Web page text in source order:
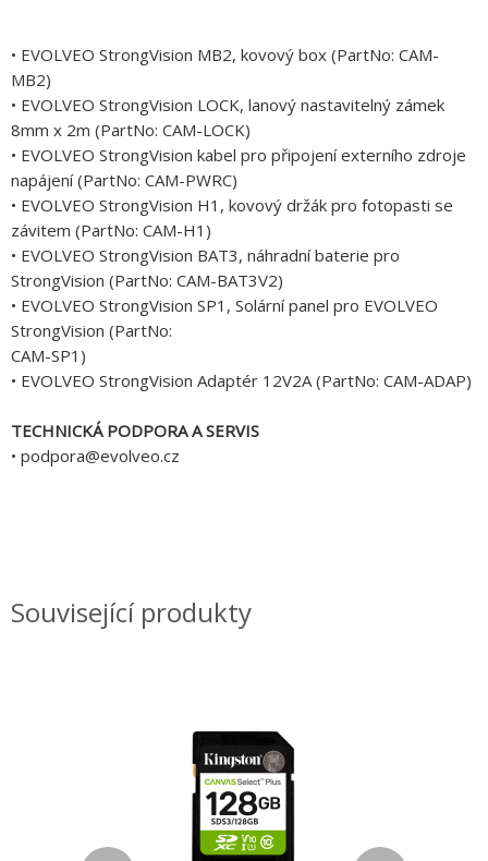
• EVOLVEO StrongVision MB2, kovový box (PartNo: CAM-
MB2)
• EVOLVEO StrongVision LOCK, lanový nastavitelný zámek
8mm x 2m (PartNo: CAM-LOCK)
• EVOLVEO StrongVision kabel pro připojení externího zdroje
napájení (PartNo: CAM-PWRC)
• EVOLVEO StrongVision H1, kovový držák pro fotopasti se
závitem (PartNo: CAM-H1)
• EVOLVEO StrongVision BAT3, náhradní baterie pro
StrongVision (PartNo: CAM-BAT3V2)
• EVOLVEO StrongVision SP1, Solární panel pro EVOLVEO
StrongVision (PartNo:
CAM-SP1)
• EVOLVEO StrongVision Adaptér 12V2A (PartNo: CAM-ADAP)
TECHNICKÁ PODPORA A SERVIS
• podpora@evolveo.cz
Související produkty